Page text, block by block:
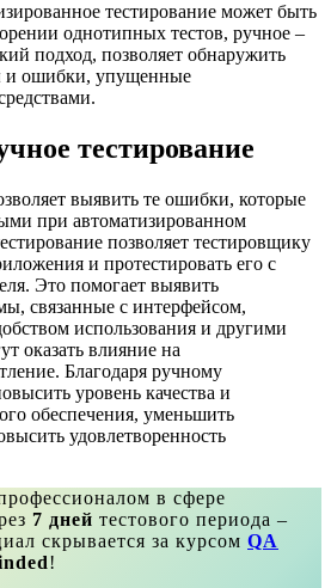
тестирование может быть
однотипных тестов, ручное –
подход, позволяет обнаружить
и ошибки, упущенные
тестирование
выявить те ошибки, которые
при автоматизированном
позволяет тестировщику
и протестировать его с
Это помогает выявить
связанные с интерфейсом,
использования и другими
оказать влияние на
Благодаря ручному
уровень качества и
обеспечения, уменьшить
удовлетворенность
в сфере
7 дней тестового периода –
скрывается за курсом QA
!